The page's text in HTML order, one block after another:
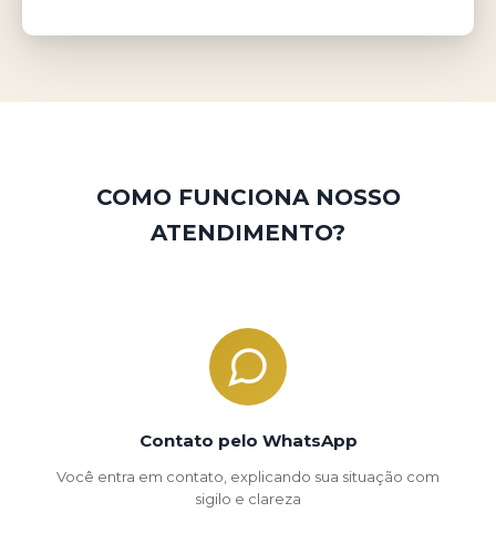
COMO FUNCIONA NOSSO
ATENDIMENTO?
Contato pelo WhatsApp
Você entra em contato, explicando sua situação com
sigilo e clareza